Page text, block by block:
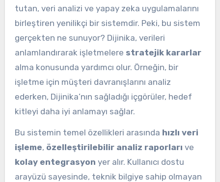
tutan, veri analizi ve yapay zeka uygulamalarını
birleştiren yenilikçi bir sistemdir. Peki, bu sistem
gerçekten ne sunuyor? Dijinika, verileri
anlamlandırarak işletmelere stratejik kararlar
alma konusunda yardımcı olur. Örneğin, bir
işletme için müşteri davranışlarını analiz
ederken, Dijinika’nın sağladığı içgörüler, hedef
kitleyi daha iyi anlamayı sağlar.
Bu sistemin temel özellikleri arasında hızlı veri
işleme, özelleştirilebilir analiz raporları ve
kolay entegrasyon yer alır. Kullanıcı dostu
arayüzü sayesinde, teknik bilgiye sahip olmayan